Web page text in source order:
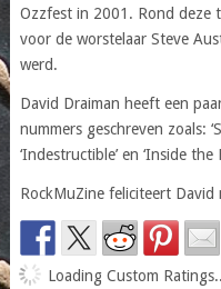
Ozzfest in 2001. Rond deze
voor de worstelaar Steve
werd.
David Draiman heeft een
nummers geschreven zoals:
‘Indestructible’ en ‘Inside the
RockMuZine feliciteert
Loading Custom